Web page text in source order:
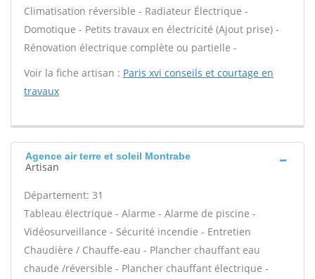
Climatisation réversible - Radiateur Électrique -
Domotique - Petits travaux en électricité (Ajout prise) -
Rénovation électrique complète ou partielle -
Voir la fiche artisan : Paris xvi conseils et courtage en
travaux
Agence air terre et soleil Montrabe
Artisan
Département: 31
Tableau électrique - Alarme - Alarme de piscine -
Vidéosurveillance - Sécurité incendie - Entretien
Chaudière / Chauffe-eau - Plancher chauffant eau
chaude /réversible - Plancher chauffant électrique -